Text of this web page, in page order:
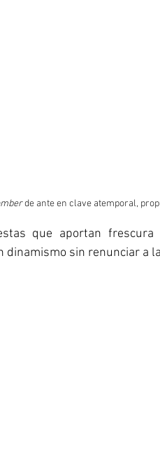
de ante en clave atemporal,
que aportan frescura
sin renunciar a